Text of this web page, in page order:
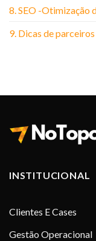
8. SEO -Otimização
9. Dicas de parceiros
INSTITUCIONAL
Clientes E Cases
Gestão Operacional